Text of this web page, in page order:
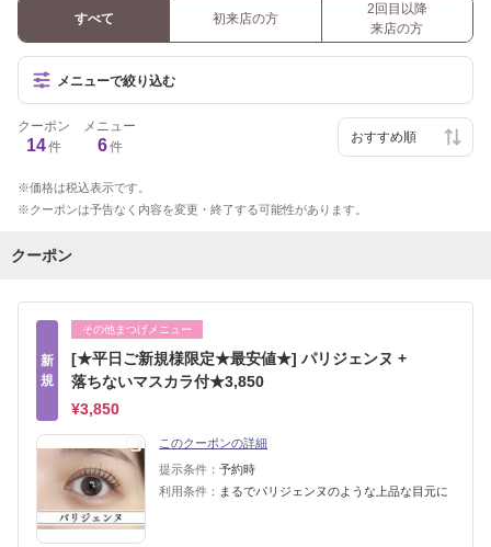
すべて 初来店の方
2回目以降
来店の方
メニューで絞り込む
クーポン
14件
メニュー
6件
価格は税込表示です。
クーポンは予告なく内容を変更・終了する可能性があります。
クーポン
新
規
その他まつげメニュー
[★平日ご新規様限定★最安値★] パリジェンヌ +
落ちないマスカラ付★3,850
¥3,850
このクーポンの詳細
提示条件： 予約時
利用条件： まるでパリジェンヌのような上品な目元に